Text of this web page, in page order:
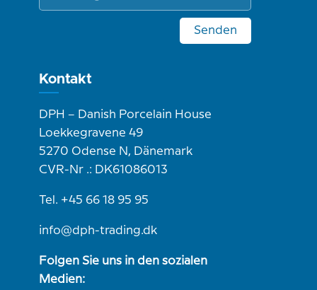
Senden
Kontakt
DPH – Danish Porcelain House
Loekkegravene 49
5270 Odense N, Dänemark
CVR-Nr .: DK61086013
Tel. +45 66 18 95 95
info@dph-trading.dk
Folgen Sie uns in den sozialen
Medien: